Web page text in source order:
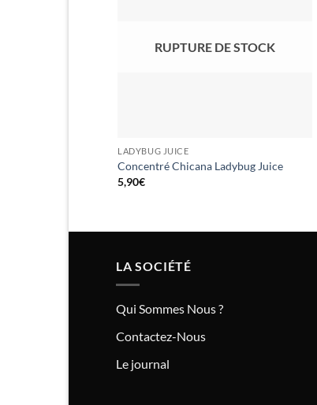
RUPTURE DE STOCK
LADYBUG JUICE
Concentré Chicana Ladybug Juice
5,90€
LA SOCIÉTÉ
Qui Sommes Nous ?
Contactez-Nous
Le journal